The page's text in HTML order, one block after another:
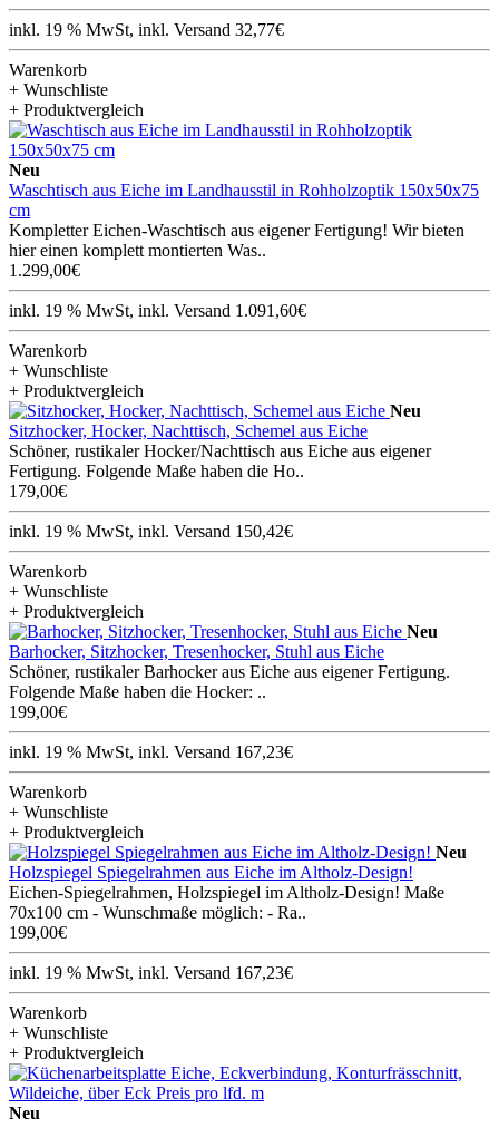
inkl. 19 % MwSt, inkl. Versand 32,77€
Warenkorb
+ Wunschliste
+ Produktvergleich
Neu
Waschtisch aus Eiche im Landhausstil in Rohholzoptik 150x50x75
cm
Kompletter Eichen-Waschtisch aus eigener Fertigung! Wir bieten
hier einen komplett montierten Was..
1.299,00€
inkl. 19 % MwSt, inkl. Versand 1.091,60€
Warenkorb
+ Wunschliste
+ Produktvergleich
Neu
Sitzhocker, Hocker, Nachttisch, Schemel aus Eiche
Schöner, rustikaler Hocker/Nachttisch aus Eiche aus eigener
Fertigung. Folgende Maße haben die Ho..
179,00€
inkl. 19 % MwSt, inkl. Versand 150,42€
Warenkorb
+ Wunschliste
+ Produktvergleich
Neu
Barhocker, Sitzhocker, Tresenhocker, Stuhl aus Eiche
Schöner, rustikaler Barhocker aus Eiche aus eigener Fertigung.
Folgende Maße haben die Hocker: ..
199,00€
inkl. 19 % MwSt, inkl. Versand 167,23€
Warenkorb
+ Wunschliste
+ Produktvergleich
Neu
Holzspiegel Spiegelrahmen aus Eiche im Altholz-Design!
Eichen-Spiegelrahmen, Holzspiegel im Altholz-Design! Maße
70x100 cm - Wunschmaße möglich: - Ra..
199,00€
inkl. 19 % MwSt, inkl. Versand 167,23€
Warenkorb
+ Wunschliste
+ Produktvergleich
Neu